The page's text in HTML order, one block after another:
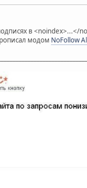
в <noindex>...</
модом NoFollow